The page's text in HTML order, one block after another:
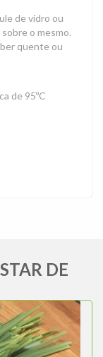
de vidro ou
o mesmo.
quente ou
de 95ºC
DE